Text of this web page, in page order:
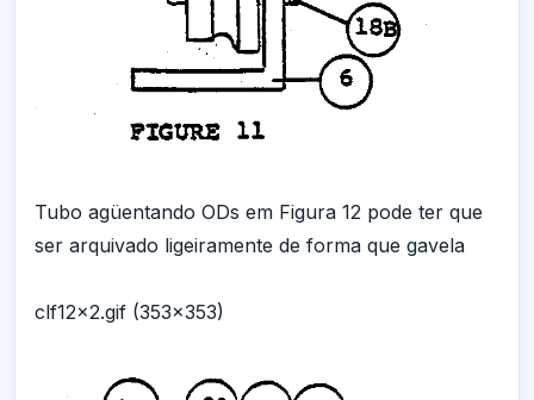
Tubo agüentando ODs em Figura 12 pode ter que
ser arquivado ligeiramente de forma que gavela
clf12x2.gif (353x353)